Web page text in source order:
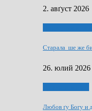
2. авґуст 2026
Старала ше же
26. юлий 2026
Любов ґу Богу и